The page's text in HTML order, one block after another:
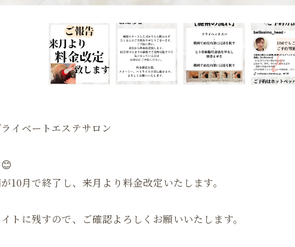
イベートエステサロン
10月で終了し、来月より料金改定いたします。
トに残すので、ご確認よろしくお願いいたします。